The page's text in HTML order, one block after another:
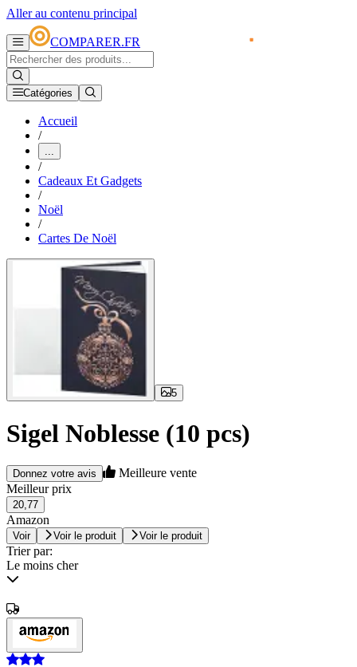
Aller au contenu principal
COMPARER.FR
Catégories
Accueil
/
...
/
Cadeaux Et Gadgets
/
Noël
/
Cartes De Noël
5
Sigel Noblesse (10 pcs)
Donnez votre avis
Meilleure vente
Meilleur prix
20,77
Amazon
Voir Voir le produit Voir le produit
Trier par:
Le moins cher